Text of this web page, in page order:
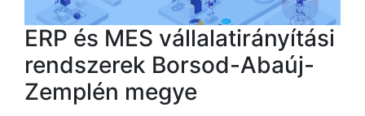
ERP és MES vállalatirányítási
rendszerek Borsod-Abaúj-
Zemplén megye